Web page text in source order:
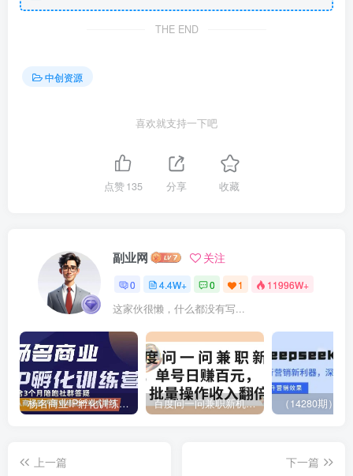
THE END
中创资源
喜欢就支持一下吧
点赞135 分享 收藏
副业网 关注
0 4.4W+ 0 1 11996W+
这家伙很懒，什么都没有写...
杨名商业IP孵化训练营，从商业到内容到转化一站式学 价值5980元 百度问一问兼职新机遇，单号日赚百元，批量操作收入翻倍
上一篇
下一篇